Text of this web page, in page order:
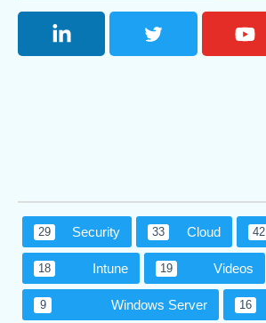
42
Cloud
33
Security
29
Videos
19
Intune
18
16
Windows Server
9